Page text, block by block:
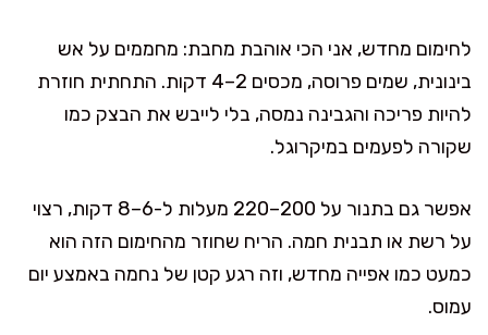
לחימום מחדש, אני הכי אוהבת מחבת: מחממים על אש
בינונית, שמים פרוסה, מכסים 2–4 דקות. התחתית חוזרת
להיות פריכה והגבינה נמסה, בלי לייבש את הבצק כמו
שקורה לפעמים במיקרוגל.
אפשר גם בתנור על 200–220 מעלות ל-6–8 דקות, רצוי
על רשת או תבנית חמה. הריח שחוזר מהחימום הזה הוא
כמעט כמו אפייה מחדש, וזה רגע קטן של נחמה באמצע יום
עמוס.